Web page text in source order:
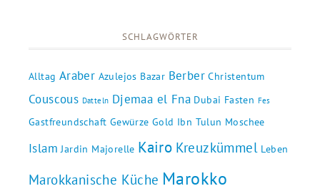
SCHLAGWÖRTER
Alltag Araber Azulejos Bazar Berber Christentum
Couscous Datteln Djemaa el Fna Dubai Fasten Fes
Gastfreundschaft Gewürze Gold Ibn Tulun Moschee
Islam Jardin Majorelle Kairo Kreuzkümmel Leben
Marokkanische Küche Marokko